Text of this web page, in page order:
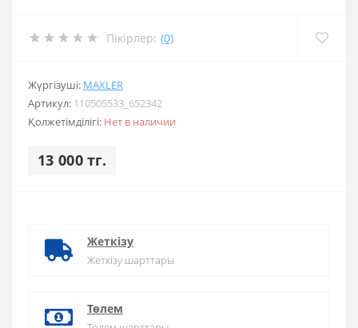
Пікірлер: (0)
Жүргізуші: MAXLER
Артикул: 110505533_652342
Қолжетімділігі: Нет в наличии
13 000 тг.
Жеткізу
Жеткізу шарттары
Төлем